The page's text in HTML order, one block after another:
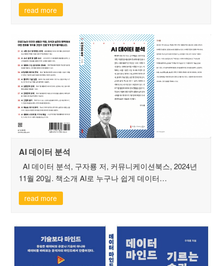
read more
AI 데이터 분석
AI 데이터 분석, 구자룡 저, 커뮤니케이션북스, 2024년
11월 20일. 책소개 AI로 누구나 쉽게 데이터…
read more